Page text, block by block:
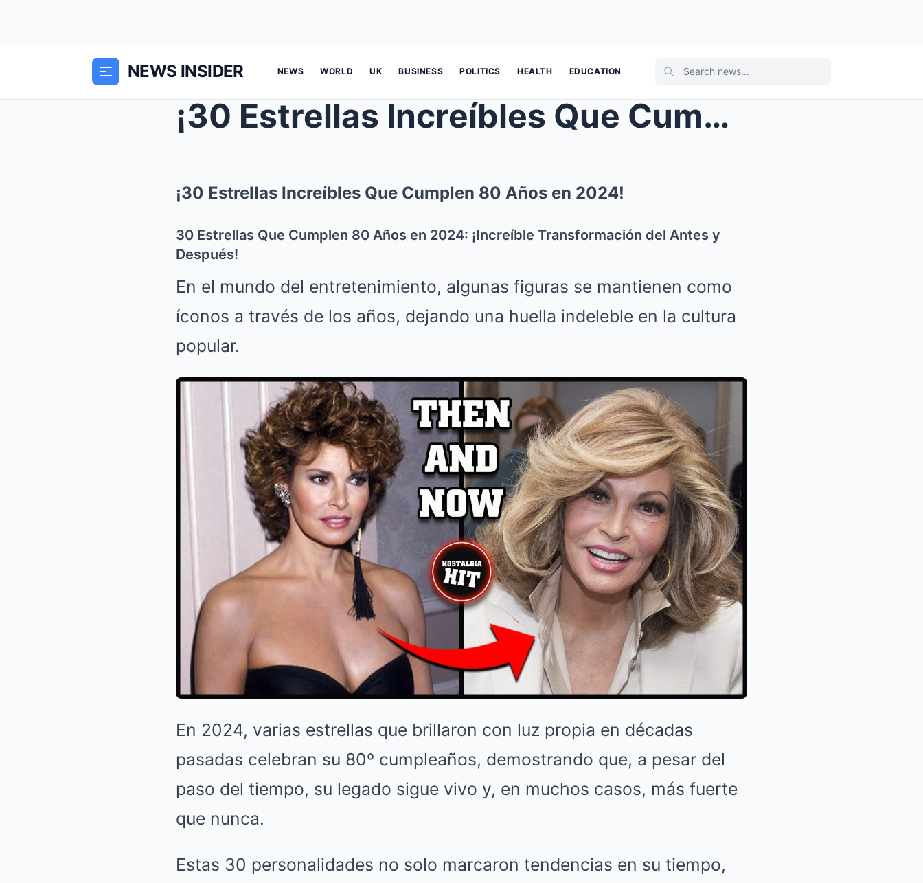
NEWS INSIDER NEWS WORLD UK BUSINESS POLITICS HEALTH EDUCATION
¡30 Estrellas Increíbles Que Cumplen 80 Años en 20...
¡30 Estrellas Increíbles Que Cumplen 80 Años en 2024!
30 Estrellas Que Cumplen 80 Años en 2024: ¡Increíble Transformación del Antes y
Después!
En el mundo del entretenimiento, algunas figuras se mantienen como
íconos a través de los años, dejando una huella indeleble en la cultura
popular.
En 2024, varias estrellas que brillaron con luz propia en décadas
pasadas celebran su 80º cumpleaños, demostrando que, a pesar del
paso del tiempo, su legado sigue vivo y, en muchos casos, más fuerte
que nunca.
Estas 30 personalidades no solo marcaron tendencias en su tiempo,